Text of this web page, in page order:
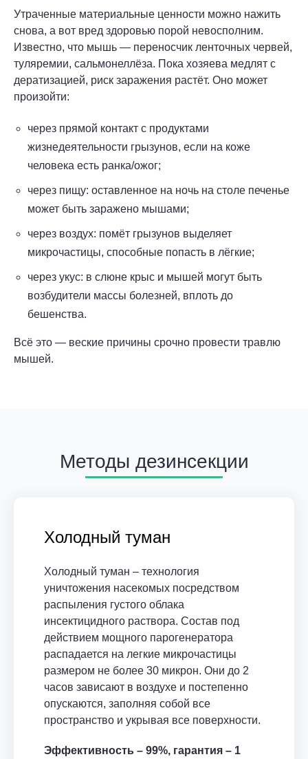
Утраченные материальные ценности можно нажить
снова, а вот вред здоровью порой невосполним.
Известно, что мышь — переносчик ленточных червей,
туляремии, сальмонеллёза. Пока хозяева медлят с
дератизацией, риск заражения растёт. Оно может
произойти:
через прямой контакт с продуктами
жизнедеятельности грызунов, если на коже
человека есть ранка/ожог;
через пищу: оставленное на ночь на столе печенье
может быть заражено мышами;
через воздух: помёт грызунов выделяет
микрочастицы, способные попасть в лёгкие;
через укус: в слюне крыс и мышей могут быть
возбудители массы болезней, вплоть до
бешенства.
Всё это — веские причины срочно провести травлю
мышей.
Методы дезинсекции
Холодный туман
Холодный туман – технология
уничтожения насекомых посредством
распыления густого облака
инсектицидного раствора. Состав под
действием мощного парогенератора
распадается на легкие микрочастицы
размером не более 30 микрон. Они до 2
часов зависают в воздухе и постепенно
опускаются, заполняя собой все
пространство и укрывая все поверхности.
Эффективность – 99%, гарантия – 1